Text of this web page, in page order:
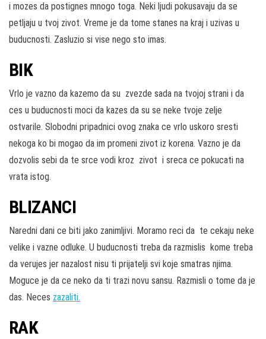
i mozes da postignes mnogo toga. Neki ljudi pokusavaju da se
petljaju u tvoj zivot. Vreme je da tome stanes na kraj i uzivas u
buducnosti. Zasluzio si vise nego sto imas.
BIK
Vrlo je vazno da kazemo da su zvezde sada na tvojoj strani i da
ces u buducnosti moci da kazes da su se neke tvoje zelje
ostvarile. Slobodni pripadnici ovog znaka ce vrlo uskoro sresti
nekoga ko bi mogao da im promeni zivot iz korena. Vazno je da
dozvolis sebi da te srce vodi kroz zivot i sreca ce pokucati na
vrata istog.
BLIZANCI
Naredni dani ce biti jako zanimljivi. Moramo reci da te cekaju neke
velike i vazne odluke. U buducnosti treba da razmislis kome treba
da verujes jer nazalost nisu ti prijatelji svi koje smatras njima.
Moguce je da ce neko da ti trazi novu sansu. Razmisli o tome da je
das. Neces zazaliti.
RAK